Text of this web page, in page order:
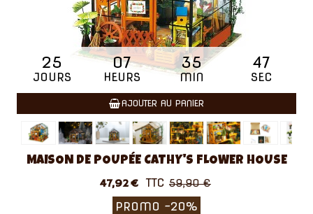
AJOUTER AU PANIER
25
JOURS
07
HEURS
35
MIN
46
SEC
MAISON DE POUPÉE CATHY'S FLOWER HOUSE
47,92 € TTC 59,90 €
PROMO -20%